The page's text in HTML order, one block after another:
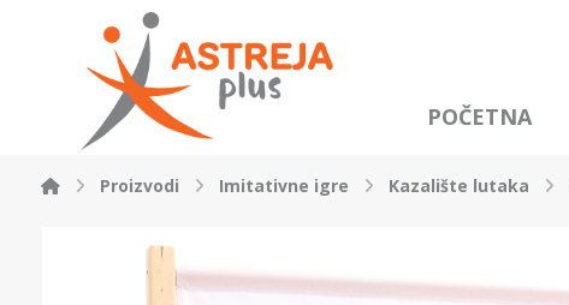
POČETNA
Proizvodi Imitativne igre Kazalište lutaka